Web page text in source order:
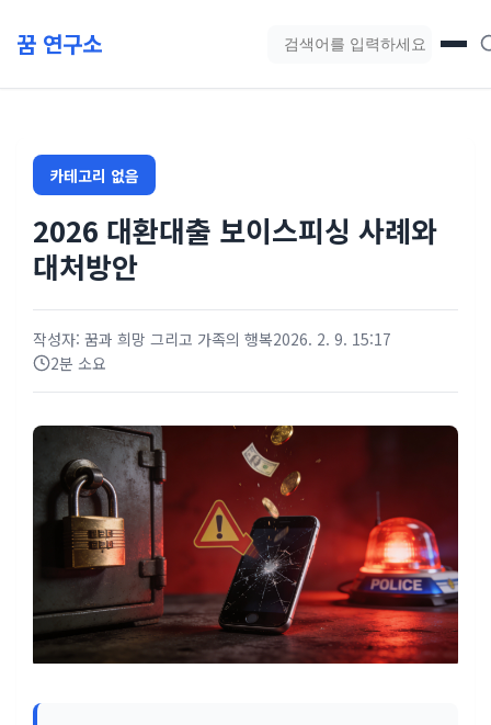
꿈 연구소 블로그 검색
카테고리 없음
2026 대환대출 보이스피싱 사례와
대처방안
작성자: 꿈과 희망 그리고 가족의 행복2026. 2. 9. 15:17
2분 소요